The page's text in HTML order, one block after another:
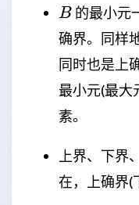
B
B 的最小元
确界。同样
同时也是上
最小元(最大
素。
上界、下界
在，上确界(